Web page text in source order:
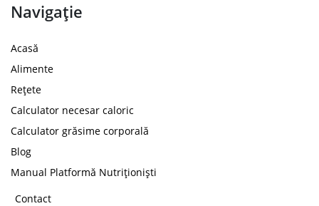
Navigație
Acasă
Alimente
Rețete
Calculator necesar caloric
Calculator grăsime corporală
Blog
Manual Platformă Nutriționiști
Contact